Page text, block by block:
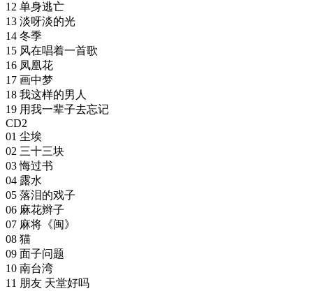
12 单身逃亡
13 淡呀淡的光
14 冬季
15 风在唱着一首歌
16 凤凰花
17 画中梦
18 我这样的男人
19 用我一辈子去忘记
CD2
01 尘埃
02 三十三块
03 悔过书
04 露水
05 落泪的戏子
06 麻花辫子
07 麻将《闽》
08 猫
09 面子问题
10 南台湾
11 朋友 天堂好吗